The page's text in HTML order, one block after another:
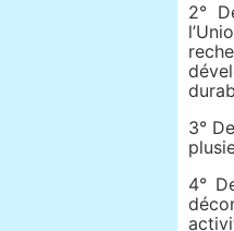
2°
3°
4°